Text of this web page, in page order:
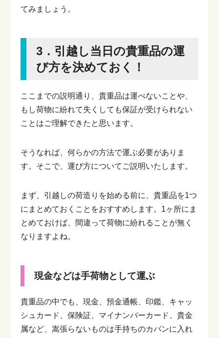
てみましょう。
3．引越し当日の貴重品の運
び方を決めておく！
ここまでの説明通り、貴重品は運べないことや、
もし荷物に紛れて失くしても保証が受けられない
ことはご理解できたと思います。
そうなれば、何らかの方法で運ぶ必要がありま
す。そこで、運び方についてご説明いたします。
まず、引越しの荷造りを始める前に、貴重品を1つ
にまとめておくことをおすすめします。1ヶ所にま
とめておけば、間違って荷物に紛れることが無く
なりますよね。
現金などは手荷物として運ぶ
貴重品の中でも、現金、預金通帳、印鑑、キャッ
シュカード、保険証、マイナンバーカード、貴金
属など、嵩張らないものは手持ちのカバンに入れ